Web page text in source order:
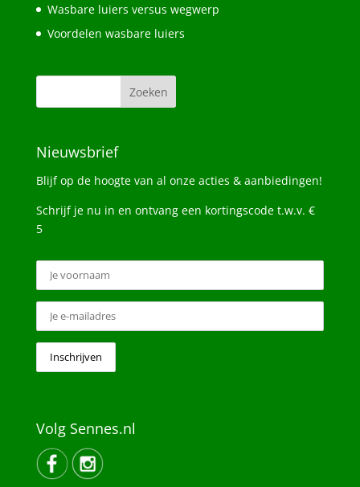
Wasbare luiers versus wegwerp
Voordelen wasbare luiers
Nieuwsbrief
Blijf op de hoogte van al onze acties & aanbiedingen!
Schrijf je nu in en ontvang een kortingscode t.w.v. €
5
Volg Sennes.nl